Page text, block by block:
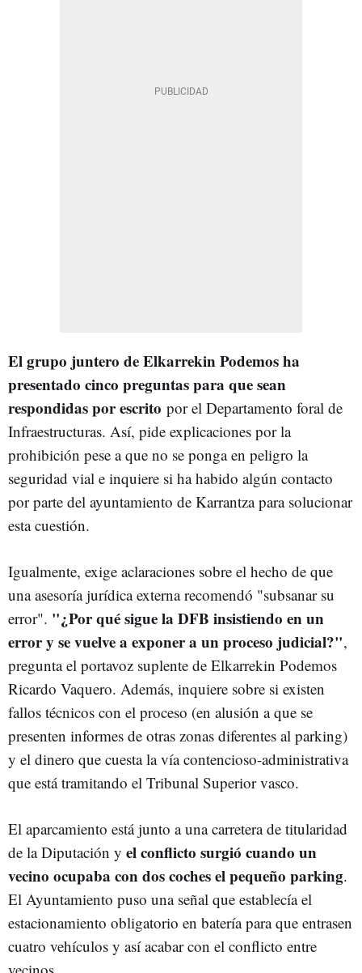
El grupo juntero de Elkarrekin Podemos ha
presentado cinco preguntas para que sean
respondidas por escrito por el Departamento foral de
Infraestructuras. Así, pide explicaciones por la
prohibición pese a que no se ponga en peligro la
seguridad vial e inquiere si ha habido algún contacto
por parte del ayuntamiento de Karrantza para solucionar
esta cuestión.
Igualmente, exige aclaraciones sobre el hecho de que
una asesoría jurídica externa recomendó "subsanar su
error". "¿Por qué sigue la DFB insistiendo en un
error y se vuelve a exponer a un proceso judicial?",
pregunta el portavoz suplente de Elkarrekin Podemos
Ricardo Vaquero. Además, inquiere sobre si existen
fallos técnicos con el proceso (en alusión a que se
presenten informes de otras zonas diferentes al parking)
y el dinero que cuesta la vía contencioso-administrativa
que está tramitando el Tribunal Superior vasco.
El aparcamiento está junto a una carretera de titularidad
de la Diputación y el conflicto surgió cuando un
vecino ocupaba con dos coches el pequeño parking.
El Ayuntamiento puso una señal que establecía el
estacionamiento obligatorio en batería para que entrasen
cuatro vehículos y así acabar con el conflicto entre